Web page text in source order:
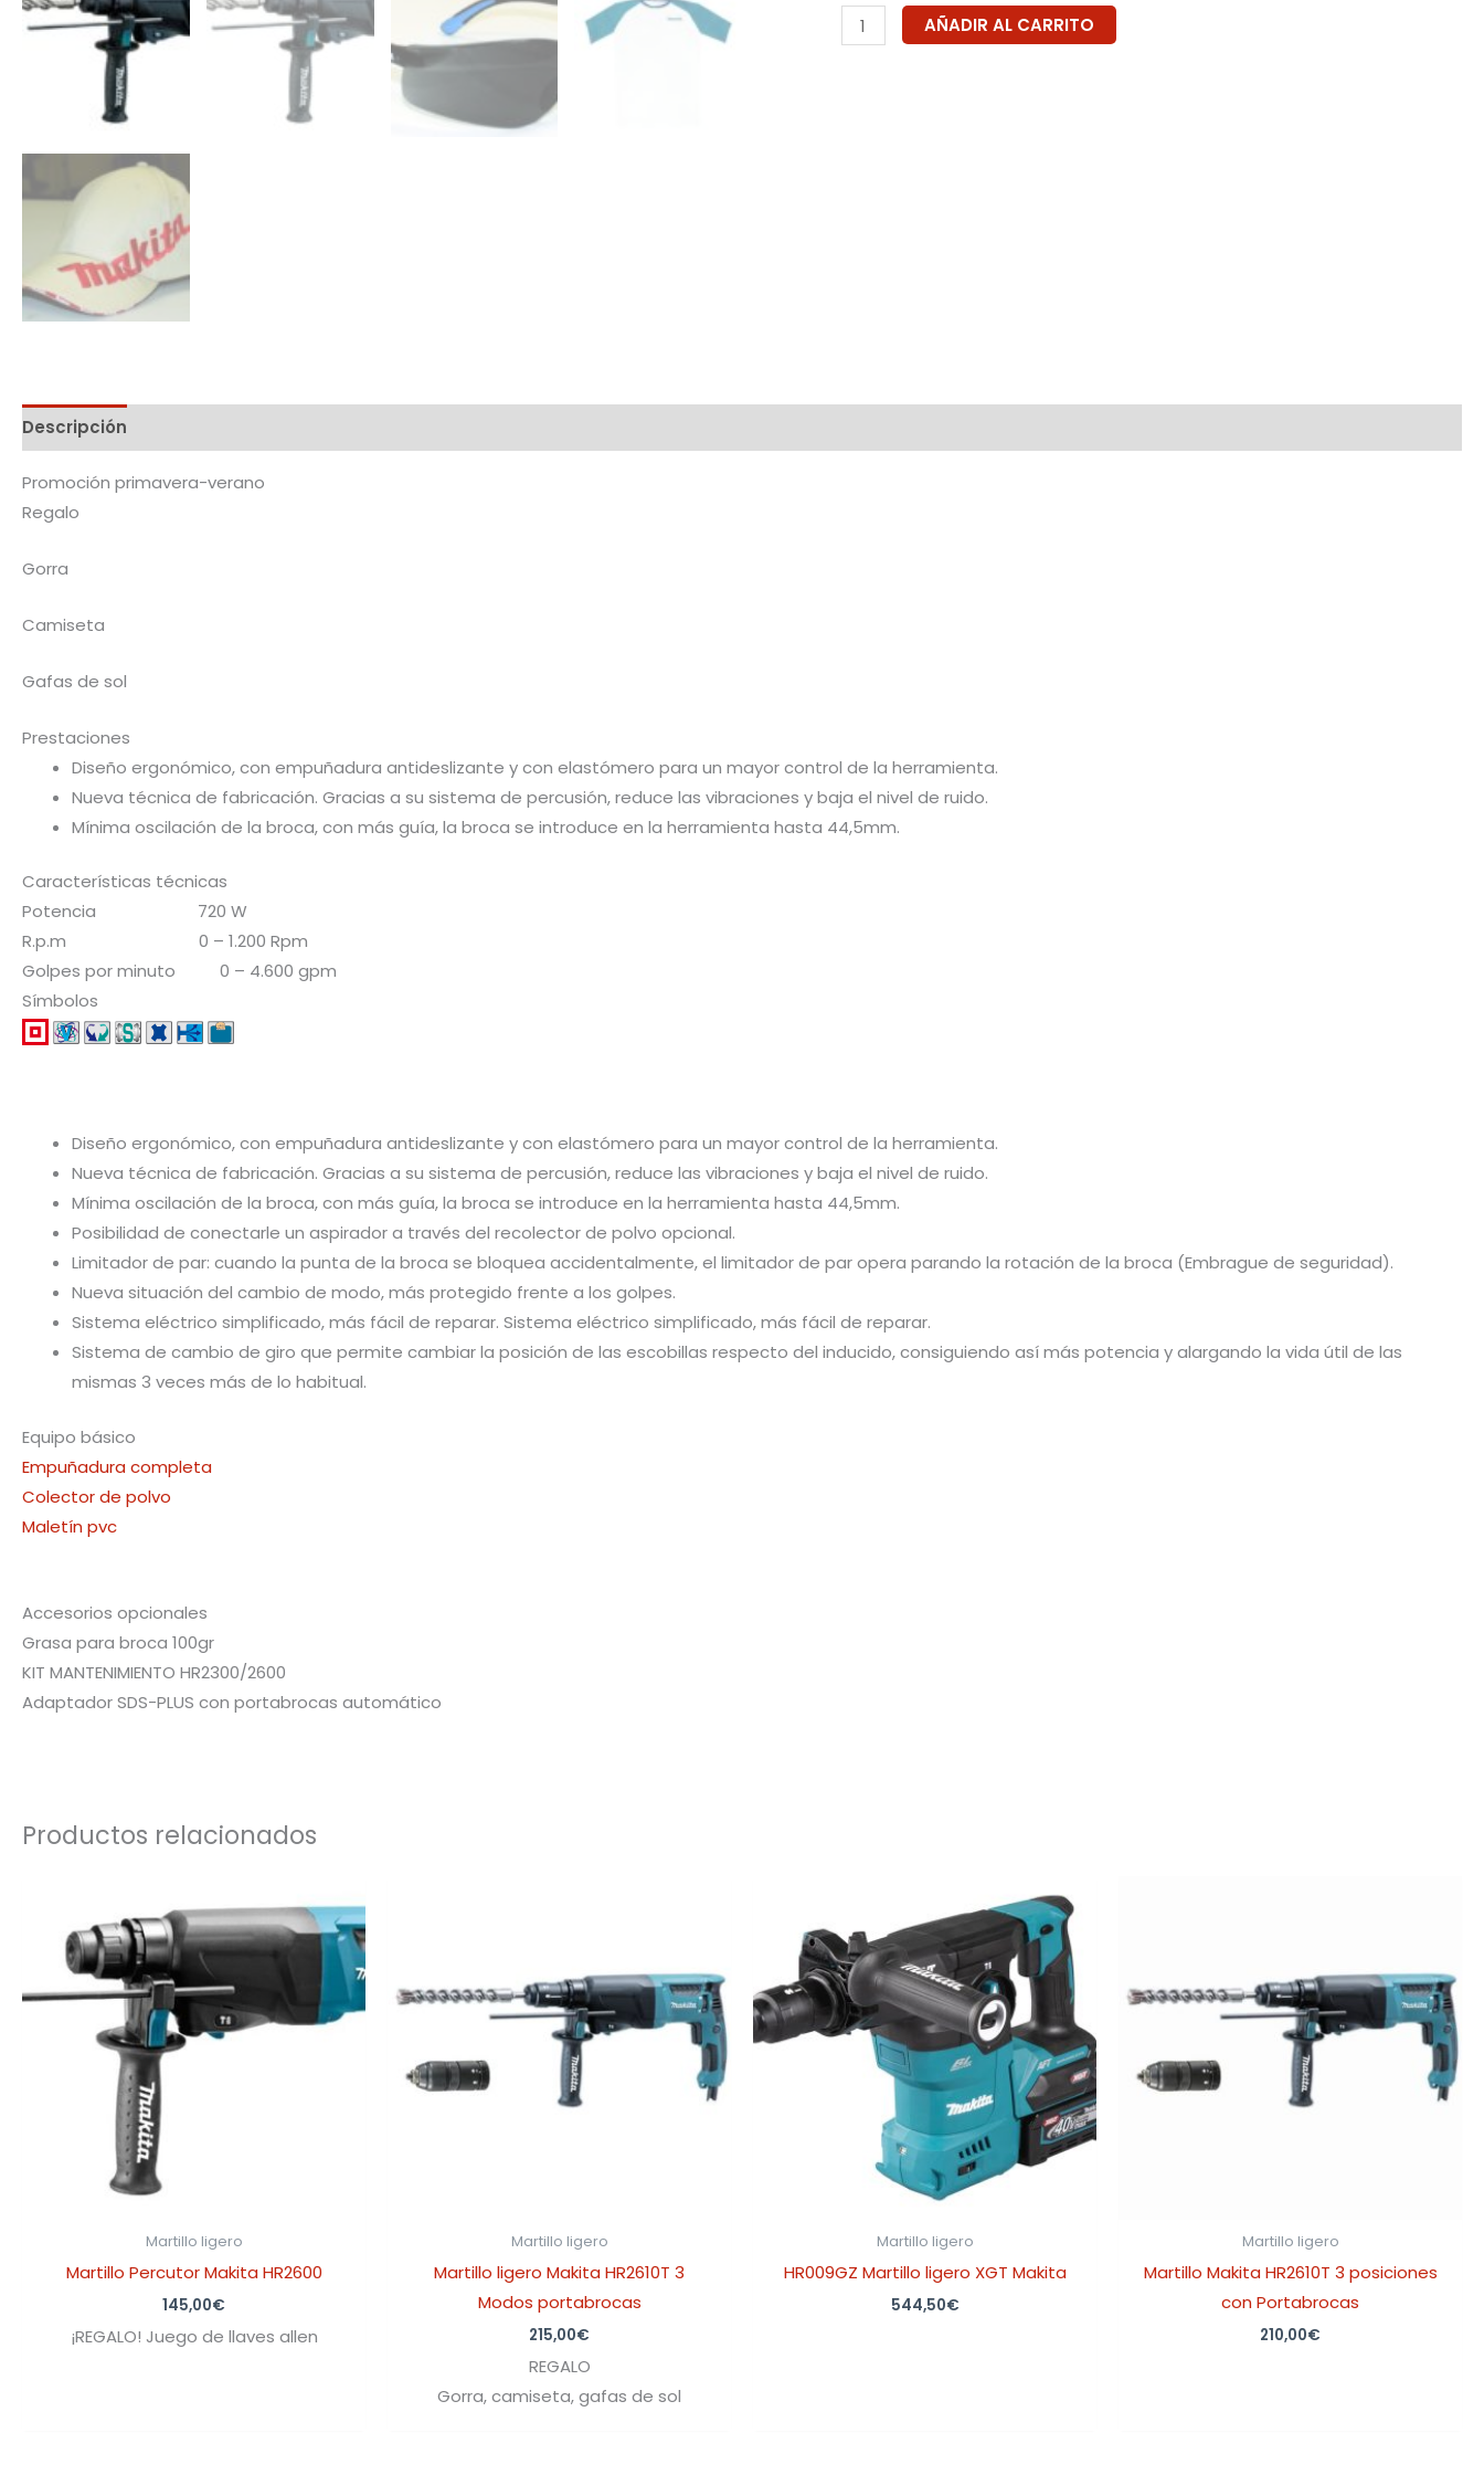
AÑADIR AL CARRITO
Descripción
Promoción primavera-verano
Regalo
Gorra
Camiseta
Gafas de sol
Prestaciones
Diseño ergonómico, con empuñadura antideslizante y con elastómero para un mayor control de la herramienta.
Nueva técnica de fabricación. Gracias a su sistema de percusión, reduce las vibraciones y baja el nivel de ruido.
Mínima oscilación de la broca, con más guía, la broca se introduce en la herramienta hasta 44,5mm.
Características técnicas
Potencia 720 W
R.p.m 0 – 1.200 Rpm
Golpes por minuto 0 – 4.600 gpm
Símbolos
Diseño ergonómico, con empuñadura antideslizante y con elastómero para un mayor control de la herramienta.
Nueva técnica de fabricación. Gracias a su sistema de percusión, reduce las vibraciones y baja el nivel de ruido.
Mínima oscilación de la broca, con más guía, la broca se introduce en la herramienta hasta 44,5mm.
Posibilidad de conectarle un aspirador a través del recolector de polvo opcional.
Limitador de par: cuando la punta de la broca se bloquea accidentalmente, el limitador de par opera parando la rotación de la broca (Embrague de seguridad).
Nueva situación del cambio de modo, más protegido frente a los golpes.
Sistema eléctrico simplificado, más fácil de reparar. Sistema eléctrico simplificado, más fácil de reparar.
Sistema de cambio de giro que permite cambiar la posición de las escobillas respecto del inducido, consiguiendo así más potencia y alargando la vida útil de las
mismas 3 veces más de lo habitual.
Equipo básico
Empuñadura completa
Colector de polvo
Maletín pvc
Accesorios opcionales
Grasa para broca 100gr
KIT MANTENIMIENTO HR2300/2600
Adaptador SDS-PLUS con portabrocas automático
Productos relacionados
Martillo ligero
Martillo Percutor Makita HR2600
145,00€
¡REGALO! Juego de llaves allen
Martillo ligero
Martillo ligero Makita HR2610T 3
Modos portabrocas
215,00€
REGALO
Gorra, camiseta, gafas de sol
Martillo ligero
HR009GZ Martillo ligero XGT Makita
544,50€
Martillo ligero
Martillo Makita HR2610T 3 posiciones
con Portabrocas
210,00€